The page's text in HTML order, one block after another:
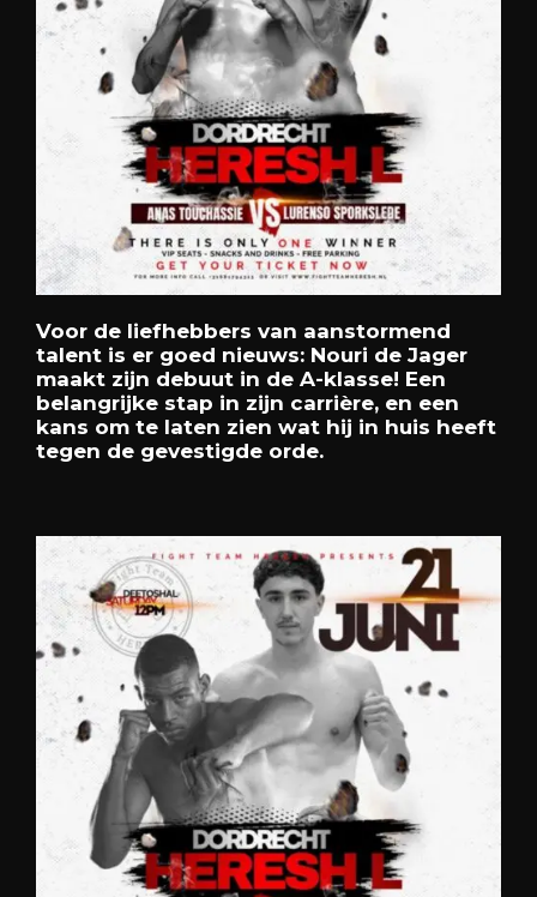
Voor de liefhebbers van aanstormend
talent is er goed nieuws: Nouri de Jager
maakt zijn debuut in de A-klasse! Een
belangrijke stap in zijn carrière, en een
kans om te laten zien wat hij in huis heeft
tegen de gevestigde orde.